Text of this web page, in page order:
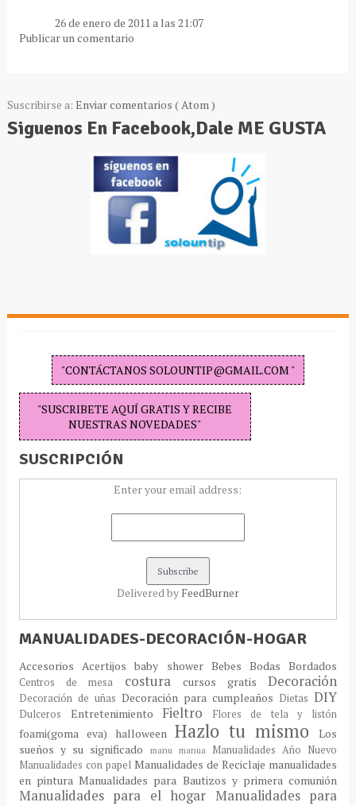
26 de enero de 2011 a las 21:07
Publicar un comentario
Suscribirse a: Enviar comentarios ( Atom )
Siguenos En Facebook,Dale ME GUSTA
"CONTÁCTANOS SOLOUNTIP@GMAIL.COM "
"SUSCRIBETE AQUÍ GRATIS Y RECIBE
NUESTRAS NOVEDADES"
SUSCRIPCIÓN
Enter your email address:
Delivered by FeedBurner
MANUALIDADES-DECORACIÓN-HOGAR
AccesoriosAcertijosbaby shower Bebes BodasBordados
Centros de mesa costura cursos gratisDecoración
Decoración de uñas Decoración para cumpleaños DietasDIY
Dulceros Entretenimiento Fieltro Flores de tela y listón
foami(goma eva) halloween Hazlo tu mismoLos
sueños y su significado
manu manua Manualidades Año Nuevo
Manualidades con papel Manualidades de Reciclaje manualidades
en pinturaManualidades para Bautizos y primera comunión
Manualidades para el hogar Manualidades para